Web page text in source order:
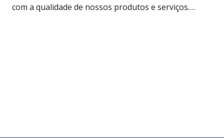
com a qualidade de nossos produtos e serviços.…